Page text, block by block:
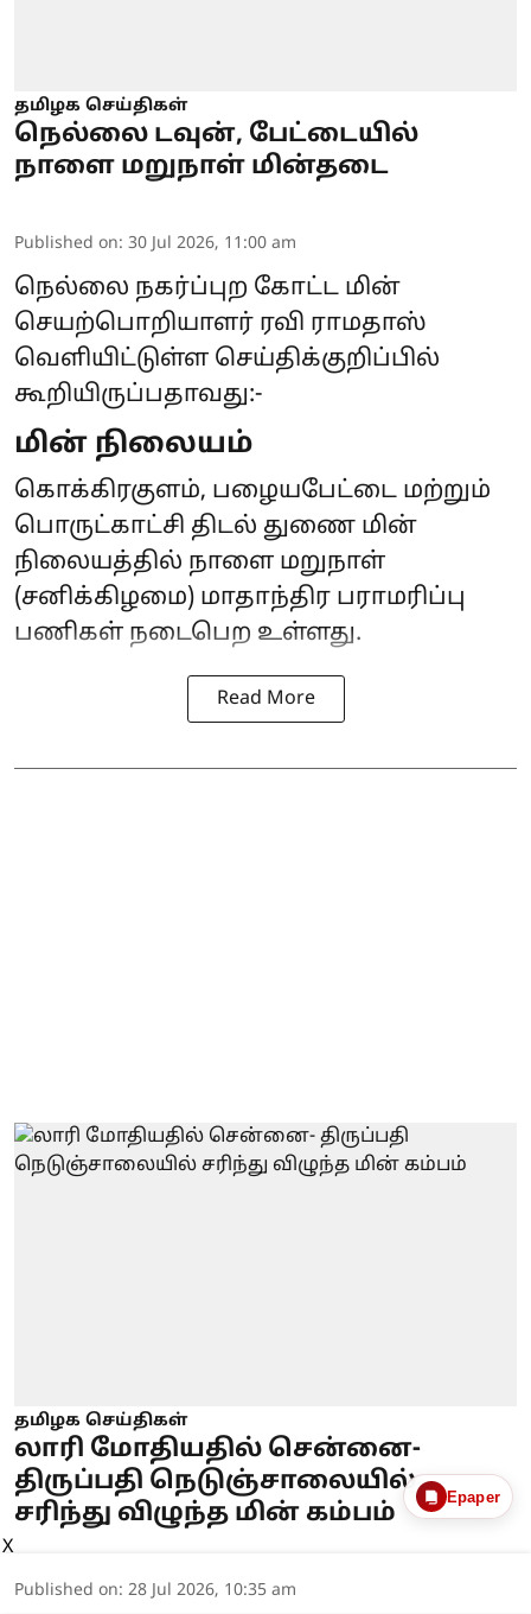
தமிழக செய்திகள்
நெல்லை டவுன், பேட்டையில்
நாளை மறுநாள் மின்தடை
Published on: 30 Jul 2026, 11:00 am
நெல்லை நகர்ப்புற கோட்ட மின்
செயற்பொறியாளர் ரவி ராமதாஸ்
வெளியிட்டுள்ள செய்திக்குறிப்பில்
கூறியிருப்பதாவது:-
மின் நிலையம்
கொக்கிரகுளம், பழையபேட்டை மற்றும்
பொருட்காட்சி திடல் துணை மின்
நிலையத்தில் நாளை மறுநாள்
(சனிக்கிழமை) மாதாந்திர பராமரிப்பு
பணிகள் நடைபெற உள்ளது.
Read More
தமிழக செய்திகள்
லாரி மோதியதில் சென்னை-
திருப்பதி நெடுஞ்சாலையில்
சரிந்து விழுந்த மின் கம்பம்
Published on: 28 Jul 2026, 10:35 am
Epaper
X